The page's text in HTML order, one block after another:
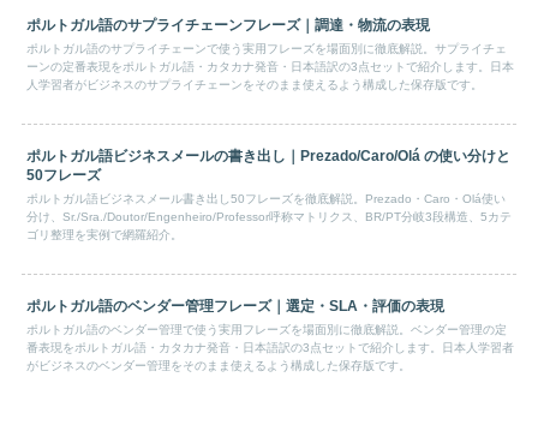
ポルトガル語のサプライチェーンフレーズ｜調達・物流の表現
ポルトガル語のサプライチェーンで使う実用フレーズを場面別に徹底解説。サプライチェ
ーンの定番表現をポルトガル語・カタカナ発音・日本語訳の3点セットで紹介します。日本
人学習者がビジネスのサプライチェーンをそのまま使えるよう構成した保存版です。
ポルトガル語ビジネスメールの書き出し｜Prezado/Caro/Olá の使い分けと
50フレーズ
ポルトガル語ビジネスメール書き出し50フレーズを徹底解説。Prezado・Caro・Olá使い
分け、Sr./Sra./Doutor/Engenheiro/Professor呼称マトリクス、BR/PT分岐3段構造、5カテ
ゴリ整理を実例で網羅紹介。
ポルトガル語のベンダー管理フレーズ｜選定・SLA・評価の表現
ポルトガル語のベンダー管理で使う実用フレーズを場面別に徹底解説。ベンダー管理の定
番表現をポルトガル語・カタカナ発音・日本語訳の3点セットで紹介します。日本人学習者
がビジネスのベンダー管理をそのまま使えるよう構成した保存版です。